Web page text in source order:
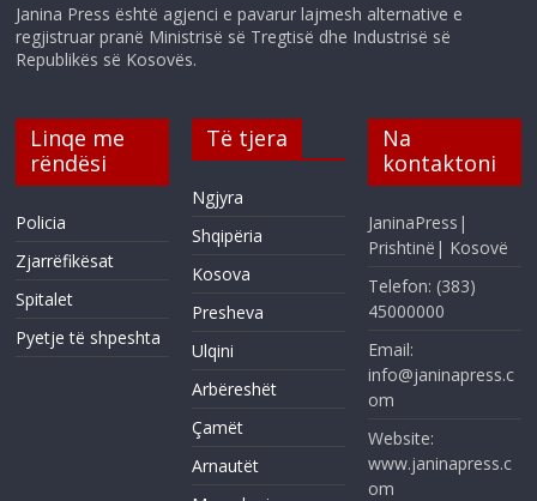
Janina Press është agjenci e pavarur lajmesh alternative e
regjistruar pranë Ministrisë së Tregtisë dhe Industrisë së
Republikës së Kosovës.
Linqe me
rëndësi
Policia
Zjarrëfikësat
Spitalet
Pyetje të shpeshta
Të tjera
Ngjyra
Shqipëria
Kosova
Presheva
Ulqini
Arbëreshët
Çamët
Arnautët
Na
kontaktoni
JaninaPress|
Prishtinë| Kosovë
Telefon: (383)
45000000
Email:
info@janinapress.c
om
Website:
www.janinapress.c
om